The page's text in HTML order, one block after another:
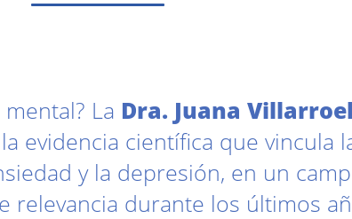
La Dra. Juana Villarroel
evidencia científica que vincula
y la depresión, en un
relevancia durante los últimos